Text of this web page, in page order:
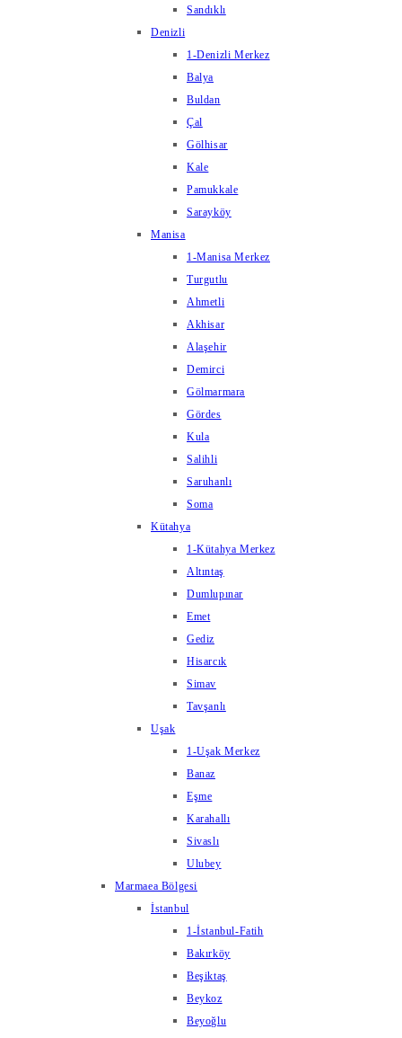
Sandıklı
Denizli
1-Denizli Merkez
Balya
Buldan
Çal
Gölhisar
Kale
Pamukkale
Sarayköy
Manisa
1-Manisa Merkez
Turgutlu
Ahmetli
Akhisar
Alaşehir
Demirci
Gölmarmara
Gördes
Kula
Salihli
Saruhanlı
Soma
Kütahya
1-Kütahya Merkez
Altıntaş
Dumlupınar
Emet
Gediz
Hisarcık
Simav
Tavşanlı
Uşak
1-Uşak Merkez
Banaz
Eşme
Karahallı
Sivaslı
Ulubey
Marmaea Bölgesi
İstanbul
1-İstanbul-Fatih
Bakırköy
Beşiktaş
Beykoz
Beyoğlu